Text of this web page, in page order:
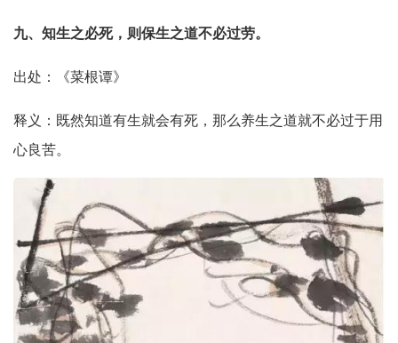
九、知生之必死，则保生之道不必过劳。
出处：《菜根谭》
释义：既然知道有生就会有死，那么养生之道就不必过于用
心良苦。